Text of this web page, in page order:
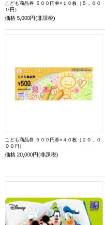
こども商品券 ５００円券×１０枚（５，００
０円）
価格 5,000円(非課税)
こども商品券 ５００円券×４０枚（２０，０
００円）
価格 20,000円(非課税)